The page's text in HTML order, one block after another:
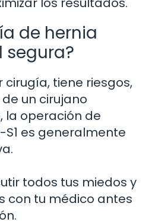
de hernia
segura?
cirugía, tiene riesgos,
un cirujano
la operación de
S1 es generalmente
todos tus miedos y
con tu médico antes